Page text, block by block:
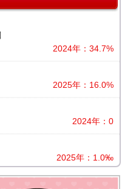
2024年：34.7%
2025年：16.0%
2024年：0
2025年：1.0‰